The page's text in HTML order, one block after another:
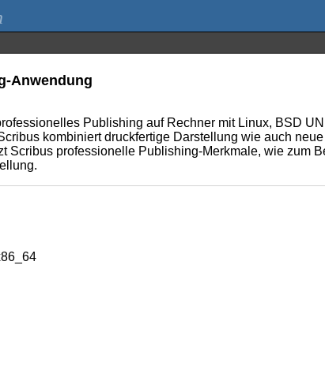
Anwendung
Publishing auf Rechner mit Linux, BSD
kombiniert druckfertige Darstellung wie auch
Scribus professionelle Publishing-Merkmale, wie zum